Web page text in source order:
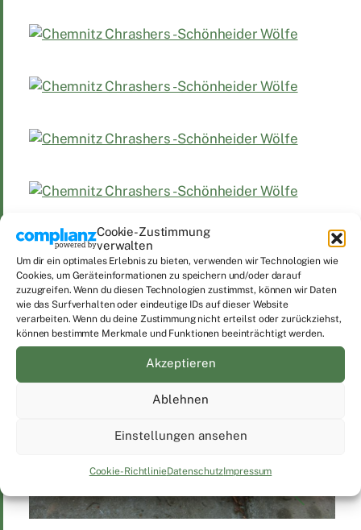
Cookie-Zustimmung
verwalten
Um dir ein optimales Erlebnis zu bieten, verwenden wir Technologien wie
Cookies, um Geräteinformationen zu speichern und/oder darauf
zuzugreifen. Wenn du diesen Technologien zustimmst, können wir Daten
wie das Surfverhalten oder eindeutige IDs auf dieser Website
verarbeiten. Wenn du deine Zustimmung nicht erteilst oder zurückziehst,
können bestimmte Merkmale und Funktionen beeinträchtigt werden.
Akzeptieren
Ablehnen
Einstellungen ansehen
Cookie-RichtlinieDatenschutzImpressum
Veröffentlicht amFebruar 16, 2022
Veröffentlicht inGroundhopping
VerschlagwortetChemnitz Chrashers,Eishockey,
Randsportart,Schönheider Wölfe